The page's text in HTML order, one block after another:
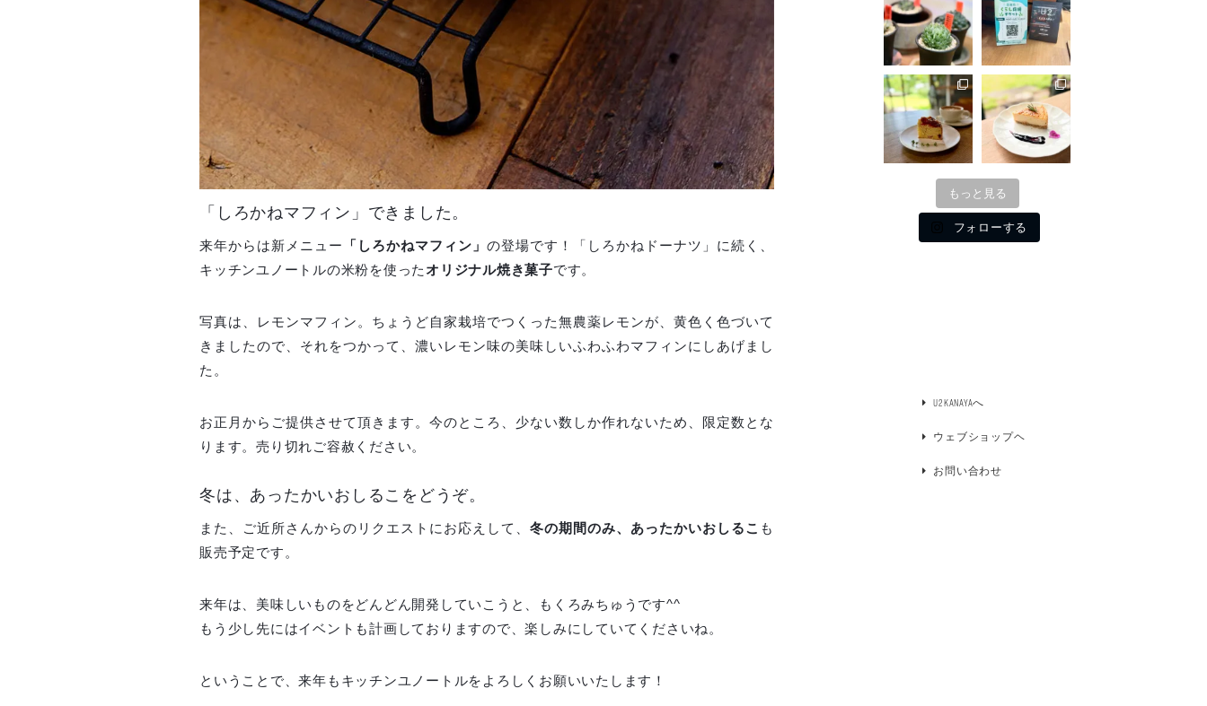
「しろかねマフィン」できました。
来年からは新メニュー 「しろかねマフィン」の登場です！「しろかねドーナツ」に続く、
キッチンユノートルの米粉を使ったオリジナル焼き菓子です。
写真は、レモンマフィン。ちょうど自家栽培でつくった無農薬レモンが、黄色く色づいて
きましたので、それをつかって、濃いレモン味の美味しいふわふわマフィンにしあげまし
た。
お正月からご提供させて頂きます。今のところ、少ない数しか作れないため、限定数とな
ります。売り切れご容赦ください。
冬は、あったかいおしるこをどうぞ。
また、ご近所さんからのリクエストにお応えして、冬の期間のみ、あったかいおしるこ も
販売予定です。
来年は、美味しいものをどんどん開発していこうと、もくろみちゅうです^^
もう少し先にはイベントも計画しておりますので、楽しみにしていてくださいね。
ということで、来年もキッチンユノートルをよろしくお願いいたします！
もっと見る
フォローする
U2KANAYAへ
ウェブショップヘ
お問い合わせ